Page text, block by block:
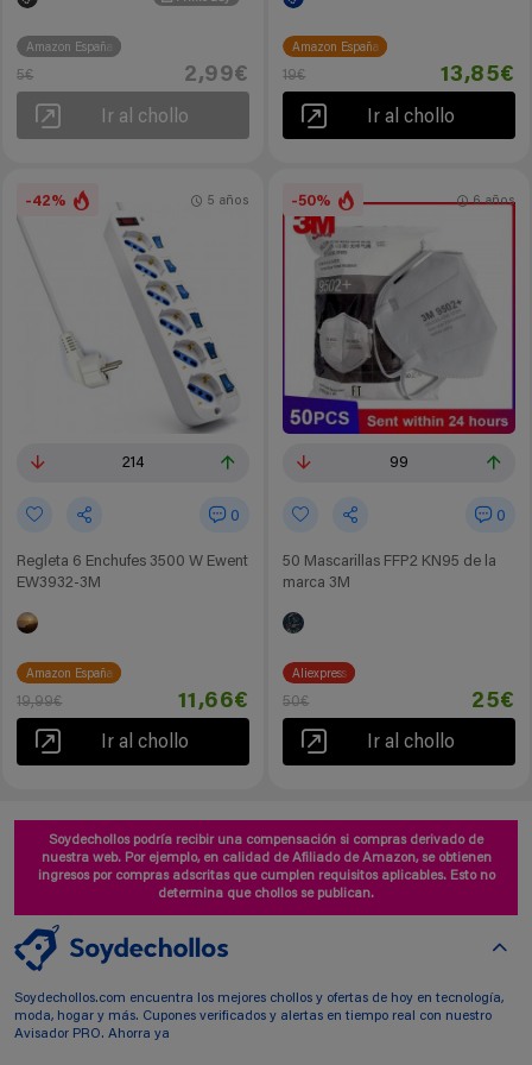
Amazon España
5€ 2,99€
Ir al chollo
Amazon España
19€ 13,85€
Ir al chollo
-42%
214
0
Regleta 6 Enchufes 3500 W Ewent
EW3932-3M
5 años
Amazon España
19,99€ 11,66€
Ir al chollo
-50%
99
0
50 Mascarillas FFP2 KN95 de la
marca 3M
6 años
Aliexpress
50€ 25€
Ir al chollo
Soydechollos podría recibir una compensación si compras derivado de
nuestra web. Por ejemplo, en calidad de Afiliado de Amazon, se obtienen
ingresos por compras adscritas que cumplen requisitos aplicables. Esto no
determina que chollos se publican.
Soydechollos.com encuentra los mejores chollos y ofertas de hoy en tecnología,
moda, hogar y más. Cupones verificados y alertas en tiempo real con nuestro
Avisador PRO. Ahorra ya